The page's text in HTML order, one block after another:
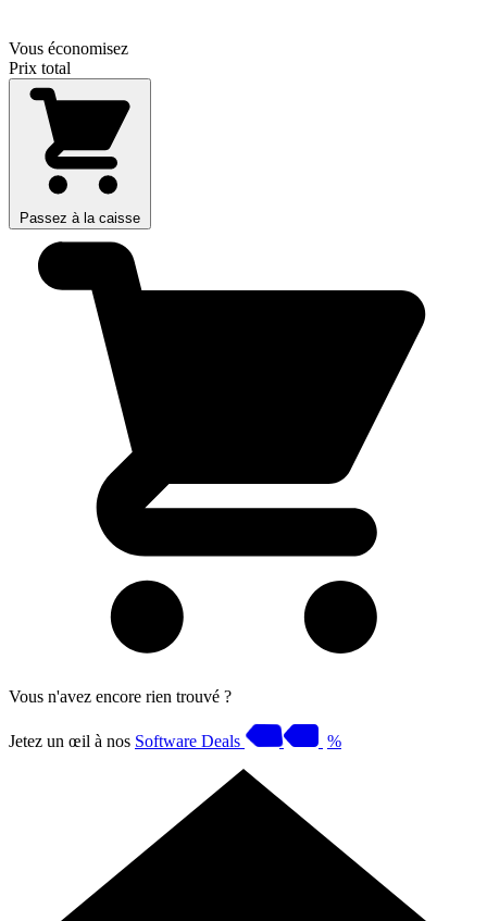
Vous économisez
Prix total
Passez à la caisse
Vous n'avez encore rien trouvé ?
Jetez un œil à nos Software Deals %